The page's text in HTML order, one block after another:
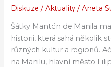
Diskuze /Aktuality /Aneta
Šátky Mantón de Manila
historii, která sahá několik
různých kultur a regionů.
na Manilu, hlavní město
šátků
de
Manila